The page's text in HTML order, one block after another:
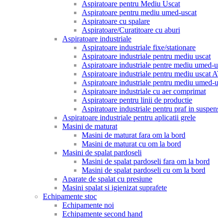
Aspiratoare pentru Mediu Uscat
Aspiratoare pentru mediu umed-uscat
Aspiratoare cu spalare
Aspiratoare/Curatitoare cu aburi
Aspiratoare industriale
Aspiratoare industriale fixe/stationare
Aspiratoare industriale pentru mediu uscat
Aspiratoare industriale pentre mediu umed-
Aspiratoare industriale pentru mediu uscat
Aspiratoare industriale pentru mediu umed-
Aspiratoare industriale cu aer comprimat
Aspiratoare pentru linii de productie
Aspiratoare industriale pentru praf in
Aspiratoare industriale pentru aplicatii grele
Masini de maturat
Masini de maturat fara om la bord
Masini de maturat cu om la bord
Masini de spalat pardoseli
Masini de spalat pardoseli fara om la bord
Masini de spalat pardoseli cu om la bord
Aparate de spalat cu presiune
Masini spalat si igienizat suprafete
Echipamente stoc
Echipamente noi
Echipamente second hand